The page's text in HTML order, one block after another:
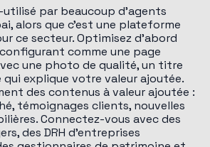
utilisé par beaucoup d'agents
alors que c'est une plateforme
ce secteur. Optimisez d'abord
comme une page
une photo de qualité, un titre
qui explique votre valeur ajoutée.
des contenus à valeur ajoutée :
témoignages clients, nouvelles
Connectez-vous avec des
des DRH d'entreprises